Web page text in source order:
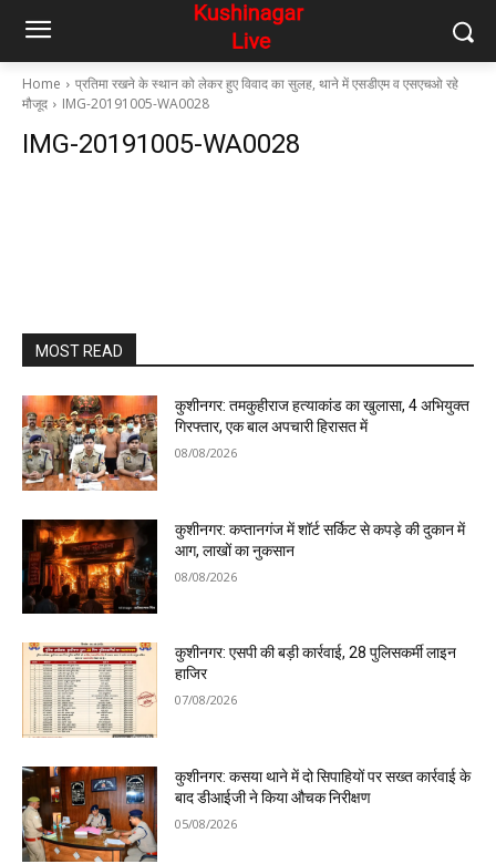
Home
प्रतिमा रखने के स्थान को लेकर हुए विवाद का सुलह, थाने में एसडीएम व एसएचओ रहे
मौजूद
IMG-20191005-WA0028
IMG-20191005-WA0028
MOST READ
कुशीनगर: तमकुहीराज हत्याकांड का खुलासा, 4 अभियुक्त
गिरफ्तार, एक बाल अपचारी हिरासत में
08/08/2026
कुशीनगर: कप्तानगंज में शॉर्ट सर्किट से कपड़े की दुकान में
आग, लाखों का नुकसान
08/08/2026
कुशीनगर: एसपी की बड़ी कार्रवाई, 28 पुलिसकर्मी लाइन
हाजिर
07/08/2026
कुशीनगर: कसया थाने में दो सिपाहियों पर सख्त कार्रवाई के
बाद डीआईजी ने किया औचक निरीक्षण
05/08/2026